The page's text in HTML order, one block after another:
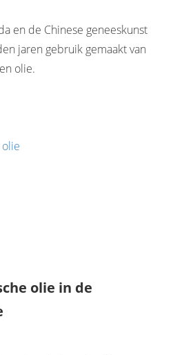
en de Chinese geneeskunst
jaren gebruik gemaakt van
olie.
olie in de